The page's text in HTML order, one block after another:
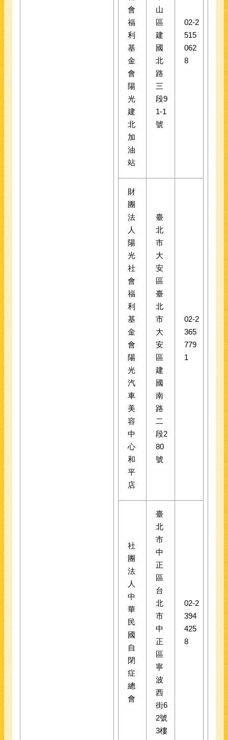
會
福
利
基
金
會
陽
光
建
北
加
油
站
山
區
建
國
北
路
三
段9
1-1
號
02-2
515
062
8
財
團
法
人
陽
光
社
會
福
利
基
金
會
陽
光
汽
車
美
容
中
心
和
平
店
臺
北
市
大
安
區
臺
北
市
大
安
區
建
國
南
路
二
段2
80
號
02-2
365
779
1
社
團
法
人
中
華
民
國
自
閉
症
總
會
臺
北
市
中
正
區
台
北
市
中
正
區
寧
波
西
街6
2號
3樓
02-2
394
425
8